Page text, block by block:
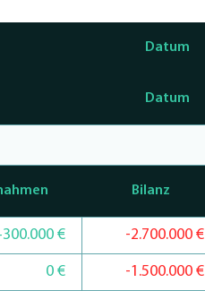
Datum
Datum
Bilanz
€ -2.700.000 €
0 € -1.500.000 €